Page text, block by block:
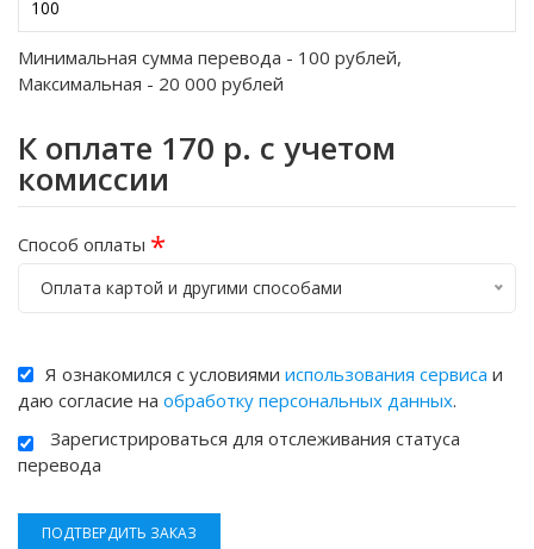
Минимальная сумма перевода - 100 рублей,
Максимальная - 20 000 рублей
К оплате 170 р. с учетом
комиссии
Способ оплаты *
Оплата картой и другими способами
Я ознакомился с условиями использования сервиса и
даю согласие на обработку персональных данных.
Зарегистрироваться для отслеживания статуса
перевода
ПОДТВЕРДИТЬ ЗАКАЗ